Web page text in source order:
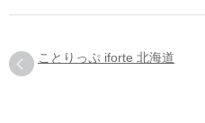
ことりっぷ iforte 北海道